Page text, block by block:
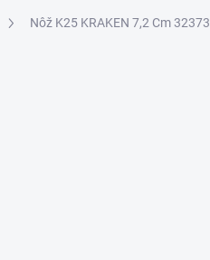
Nôž K25 KRAKEN 7,2 Cm 32373